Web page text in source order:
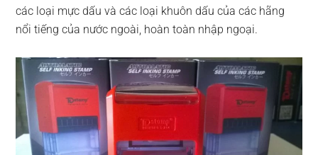
các loại mực dấu và các loại khuôn dấu của các hãng
nổi tiếng của nước ngoài, hoàn toàn nhập ngoại.